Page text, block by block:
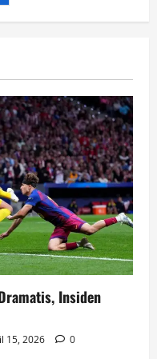
Insiden
15, 2026 0